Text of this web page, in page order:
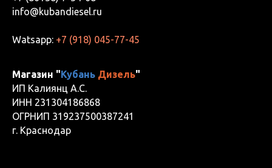
info@kubandiesel.ru
Watsapp: +7 (918) 045-77-45
Магазин "Кубань Дизель"
ИП Калиянц А.С.
ИНН 231304186868
ОГРНИП 319237500387241
г. Краснодар